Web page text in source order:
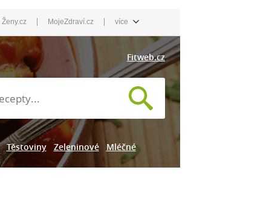
Ženy.cz | MojeZdraví.cz | více
Fitweb.cz
Těstoviny Zeleninové Mléčné